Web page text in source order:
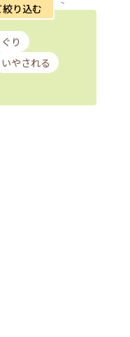
り込む
り
いやされる